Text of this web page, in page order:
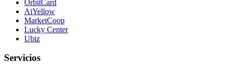
OrbitCard
AiYellow
MarketCoop
Lucky Center
Ubiz
Servicios